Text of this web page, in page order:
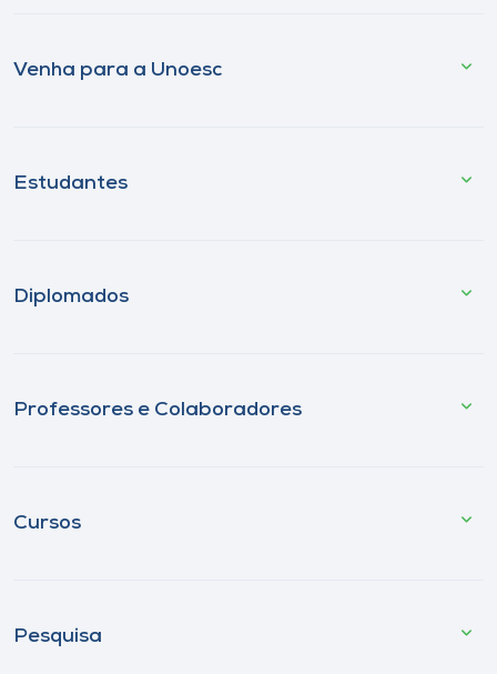
Venha para a Unoesc
Estudantes
Diplomados
Professores e Colaboradores
Cursos
Pesquisa